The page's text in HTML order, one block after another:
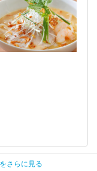
さらに見る